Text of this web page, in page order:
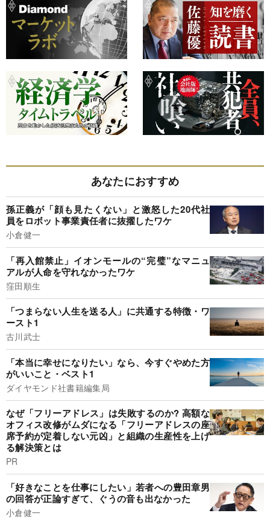
あなたにおすすめ
孫正義が「顔も見たくない」と激怒した20代社
員をロボット事業責任者に抜擢したワケ
小倉健一
「再入館禁止」イオンモールの“完璧”なマニュ
アルが人命を守れなかったワケ
窪田順生
「つまらない人生を送る人」に共通する特徴・ワ
ースト1
古川武士
「本当に幸せになりたい」なら、今すぐやめた方
がいいこと・ベスト1
ダイヤモンド社書籍編集局
なぜ「フリーアドレス」は失敗するのか? 高額な
オフィス改修がムダになる「フリーアドレスの座
席予約が定着しない元凶」と組織の生産性を上げ
る解決策とは
PR
「好きなことを仕事にしたい」若者への豊田章男
の回答が正論すぎて、ぐうの音も出なかった
小倉健一